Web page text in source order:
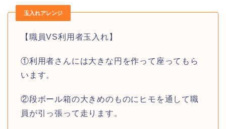
玉入れアレンジ
【職員VS利用者玉入れ】
①利用者さんには大きな円を作って座ってもら
います。
②段ボール箱の大きめのものにヒモを通して職
員が引っ張って走ります。